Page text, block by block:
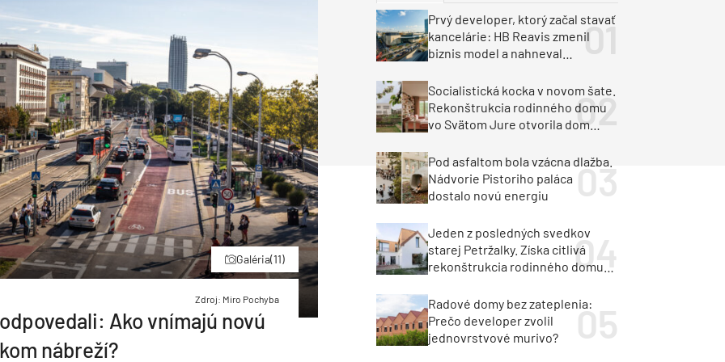
Interiérový dizajn
Klimatizácia a vetranie
Stavebná technika
Bonusy Klubu ASB Manažérsky kurz Milan Murcka
Galéria(11)
Zdroj: Miro Pochyba
Ako vnímajú novú
nábreží?
Prvý developer, ktorý začal stavať
kancelárie: HB Reavis zmenil
biznis model a nahneval
Socialistická kocka v novom šate.
Rekonštrukcia rodinného domu
vo Svätom Jure otvorila dom
Pod asfaltom bola vzácna dlažba.
Nádvorie Pistoriho paláca
dostalo novú energiu
Jeden z posledných svedkov
starej Petržalky. Získa citlivá
rekonštrukcia rodinného domu
Radové domy bez zateplenia:
Prečo developer zvolil
jednovrstvové murivo?